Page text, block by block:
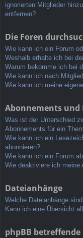
ignorierten Mitglieder
entfernen?
Die Foren
Wie kann ich ein Forum
Weshalb erhalte ich bei
Warum bekomme ich bei
Wie kann ich nach
Wie kann ich meine
Abonnements und
Was ist der Unterschied
Abonnements für ein
Wie kann ich ein
abonnieren?
Wie kann ich ein Forum
Wie deaktiviere ich meine
Dateianhänge
Welche Dateianhänge
Kann ich eine Übersicht
phpBB betreffende